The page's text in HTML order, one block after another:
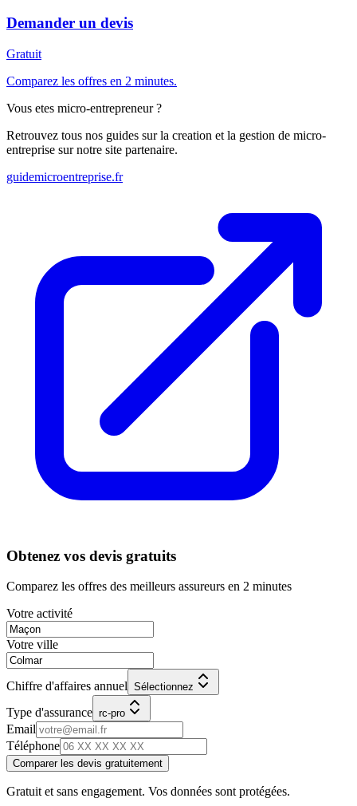
Demander un devis
Gratuit
Comparez les offres en 2 minutes.
Vous etes micro-entrepreneur ?
Retrouvez tous nos guides sur la creation et la gestion de micro-
entreprise sur notre site partenaire.
guidemicroentreprise.fr
Obtenez vos devis gratuits
Comparez les offres des meilleurs assureurs en 2 minutes
Votre activité
Votre ville
Chiffre d'affaires annuel Sélectionnez
Type d'assurance rc-pro
Email
Téléphone
Comparer les devis gratuitement
Gratuit et sans engagement. Vos données sont protégées.